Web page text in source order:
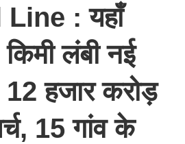
: यहाँ
लंबी नई
हजार करोड़
15 गांव के